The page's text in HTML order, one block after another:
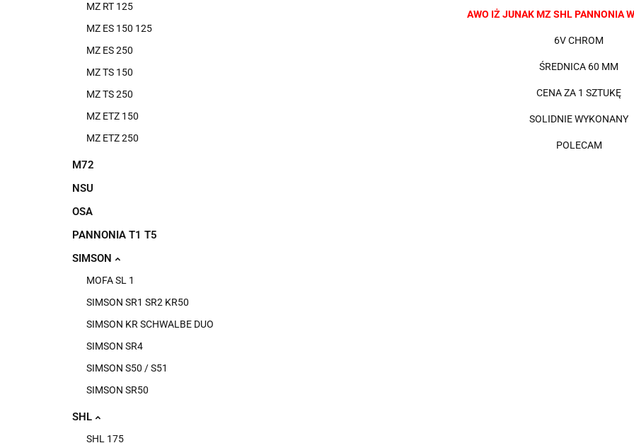
MZ RT 125
MZ ES 150 125
MZ ES 250
MZ TS 150
MZ TS 250
MZ ETZ 150
MZ ETZ 250
M72
NSU
OSA
PANNONIA T1 T5
SIMSON
MOFA SL 1
SIMSON SR1 SR2 KR50
SIMSON KR SCHWALBE DUO
SIMSON SR4
SIMSON S50 / S51
SIMSON SR50
SHL
SHL 175
AWO IŻ JUNAK MZ SHL PANNONIA
6V CHROM
ŚREDNICA 60 MM
CENA ZA 1 SZTUKĘ
SOLIDNIE WYKONANY
POLECAM